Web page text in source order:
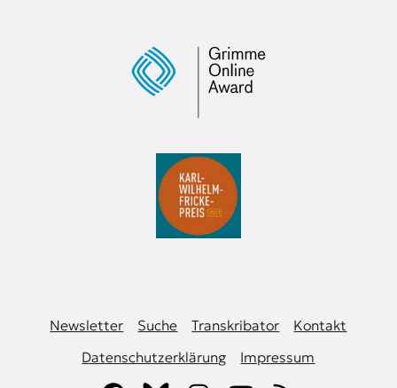
Newsletter Suche Transkribator
Kontakt
Datenschutzerklärung
Impressum